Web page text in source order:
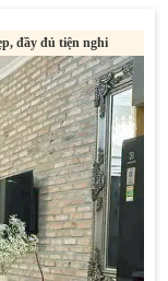
đầy đủ tiện nghi